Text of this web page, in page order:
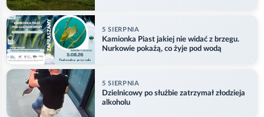
5 SIERPNIA
Kamionka Piast jakiej nie widać z brzegu.
Nurkowie pokażą, co żyje pod wodą
5 SIERPNIA
Dzielnicowy po służbie zatrzymał złodzieja
alkoholu